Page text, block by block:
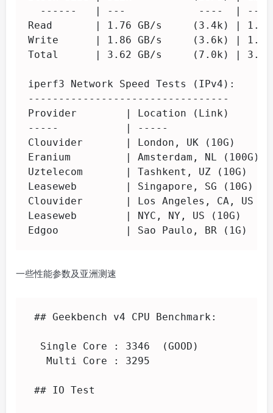
------   | ---            ----  |
Read       | 1.76 GB/s     (3.4k) |
Write      | 1.86 GB/s     (3.6k) |
Total      | 3.62 GB/s     (7.0k) |
iperf3 Network Speed Tests (IPv4):
---------------------------------
Provider        | Location (Link)
-----           | -----
Clouvider       | London, UK
Eranium         | Amsterdam, NL
Uztelecom       | Tashkent, UZ
Leaseweb        | Singapore, SG
Clouvider       | Los Angeles, CA,
Leaseweb        | NYC, NY, US
Edgoo           | Sao Paulo, BR
一些性能参数及亚洲测速
## Geekbench v4 CPU Benchmark:
  Single Core : 3346  (GOOD)
   Multi Core : 3295
## IO Test